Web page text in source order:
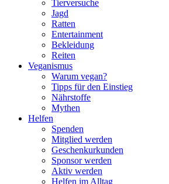
Tierversuche
Jagd
Ratten
Entertainment
Bekleidung
Reiten
Veganismus
Warum vegan?
Tipps für den Einstieg
Nährstoffe
Mythen
Helfen
Spenden
Mitglied werden
Geschenkurkunden
Sponsor werden
Aktiv werden
Helfen im Alltag